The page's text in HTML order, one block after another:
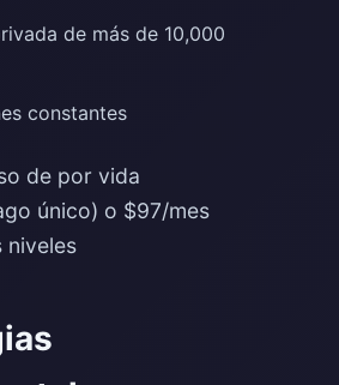
de más de 10,000
constantes
de por vida
único) o $97/mes
niveles